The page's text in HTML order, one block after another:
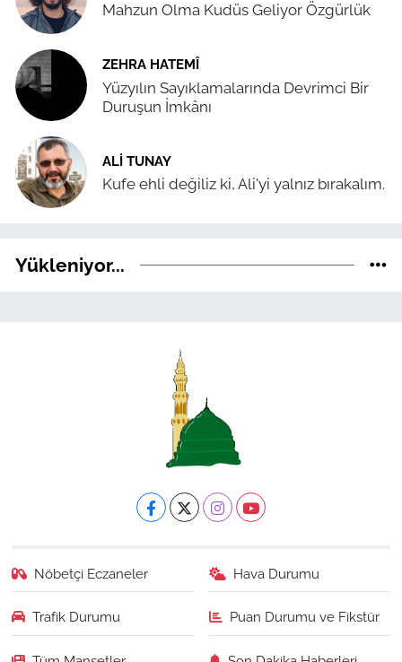
Mahzun Olma Kudüs Geliyor Özgürlük
ZEHRA HATEMÎ
Yüzyılın Sayıklamalarında Devrimci Bir
Duruşun İmkânı
ALI TUNAY
Kufe ehli değiliz ki, Ali'yi yalnız bırakalım.
Yükleniyor...
Nöbetçi Eczaneler Hava Durumu
Trafik Durumu Puan Durumu ve Fikstür